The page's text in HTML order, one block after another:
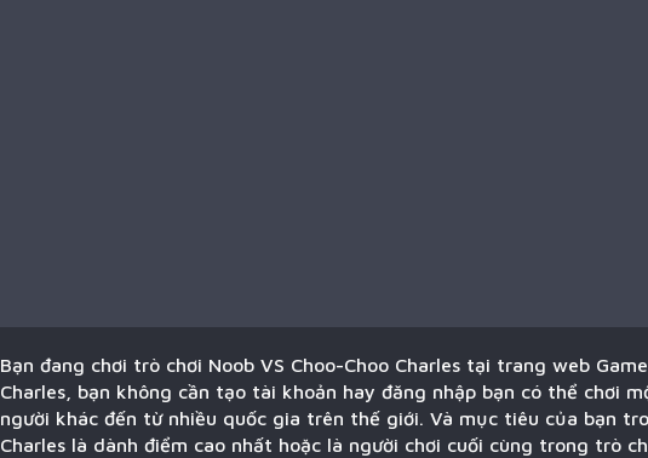
Bạn đang chơi trò chơi Noob VS Choo-Choo Charles tại trang web
Charles, bạn không cần tạo tài khoản hay đăng nhập bạn có thể chơi
người khác đến từ nhiều quốc gia trên thế giới. Và mục tiêu của bạn
Charles là dành điểm cao nhất hoặc là người chơi cuối cùng trong trò